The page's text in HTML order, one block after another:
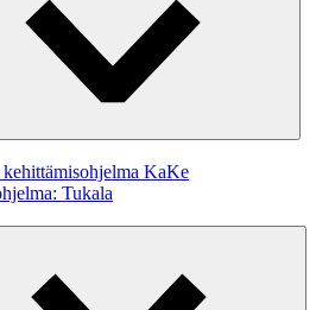
kehittämisohjelma KaKe
Tukala